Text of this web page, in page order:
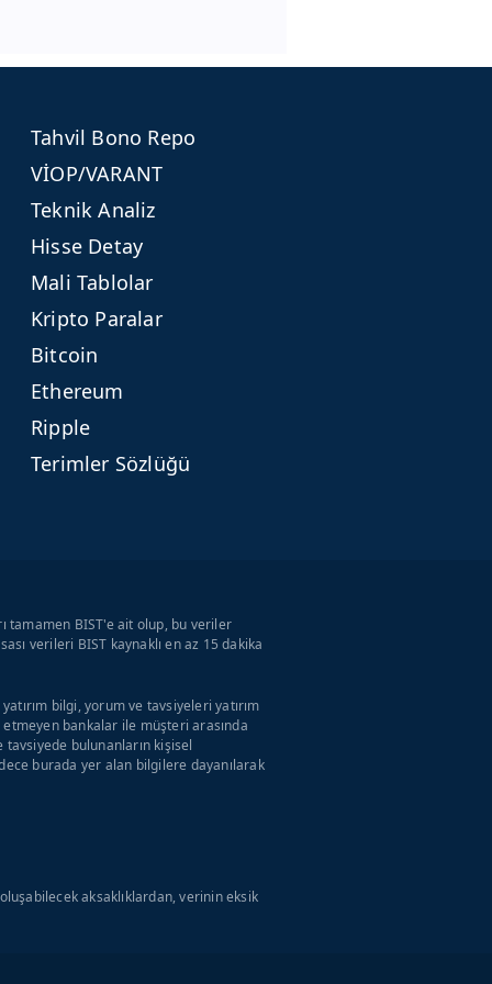
Tahvil Bono Repo
VİOP/VARANT
Teknik Analiz
Hisse Detay
Mali Tablolar
Kripto Paralar
Bitcoin
Ethereum
Ripple
Terimler Sözlüğü
tamamen BIST'e ait olup, bu veriler
verileri BIST kaynaklı en az 15 dakika
bilgi, yorum ve tavsiyeleri yatırım
etmeyen bankalar ile müşteri arasında
tavsiyede bulunanların kişisel
burada yer alan bilgilere dayanılarak
aksaklıklardan, verinin eksik